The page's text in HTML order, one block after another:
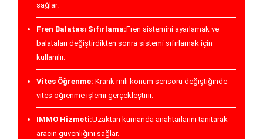
sağlar.
Fren Balatası Sıfırlama:Fren sistemini ayarlamak ve
balataları değiştirdikten sonra sistemi sıfırlamak için
kullanılır.
Vites Öğrenme: Krank mili konum sensörü değiştiğinde
vites öğrenme işlemi gerçekleştirir.
IMMO Hizmeti:Uzaktan kumanda anahtarlarını tanıtarak
aracın güvenliğini sağlar.